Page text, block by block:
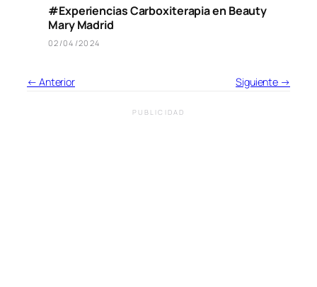
#Experiencias Carboxiterapia en Beauty
Mary Madrid
02/04/2024
← Anterior Siguiente →
PUBLICIDAD